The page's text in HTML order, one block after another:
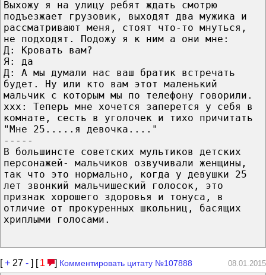
Выхожу я на улицу ребят ждать смотрю
подъезжает грузовик, выходят два мужика и
рассматривают меня, стоят что-то мнуться,
не подходят. Подожу я к ним а они мне:
Д: Кровать вам?
Я: да
Д: А мы думали нас ваш братик встречать
будет. Ну или кто вам этот маленький
мальчик с которым мы по телефону говорили.
ххх: Теперь мне хочется заперется у себя в
комнате, сесть в уголочек и тихо причитать
"Мне 25.....я девочка...."
-----
В большинсте советских мультиков детских
персонажей- мальчиков озвучивали женщины,
так что это нормально, когда у девушки 25
лет звонкий мальчишеский голосок, это
признак хорошего здоровья и тонуса, в
отличие от прокуренных школьниц, басящих
хриплыми голосами.
[+ 27 - ] [ 1 ] Комментировать цитату №107888 08.01.2015